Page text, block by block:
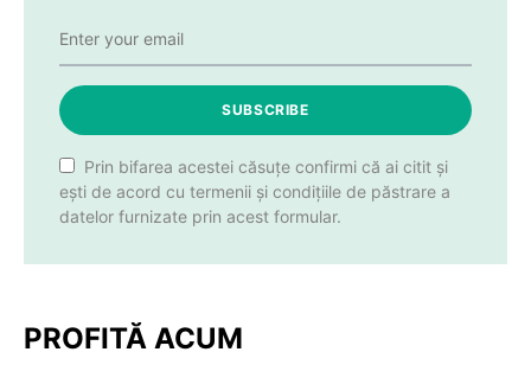
SUBSCRIBE
Prin bifarea acestei căsuțe confirmi că ai citit și
ești de acord cu termenii și condițiile de păstrare a
datelor furnizate prin acest formular.
PROFITĂ ACUM